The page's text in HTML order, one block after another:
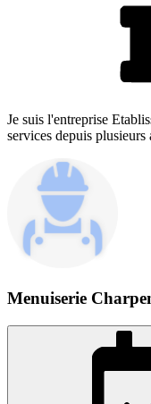
Je suis l'entreprise
services depuis plusieurs
Menuiserie